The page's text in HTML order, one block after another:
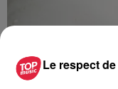
Le respect